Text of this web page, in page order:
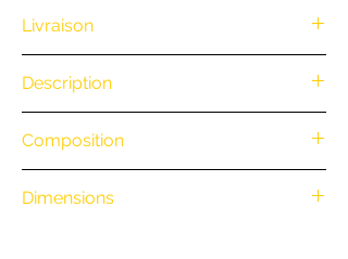
Livraison
100€ d'achat. (Exclusivité Web non
valable pour une commande
par téléphone)
• Retrait en boutique : gratuit
• Livraison à vélo par notre coursier
Description
Composition
Dimensions